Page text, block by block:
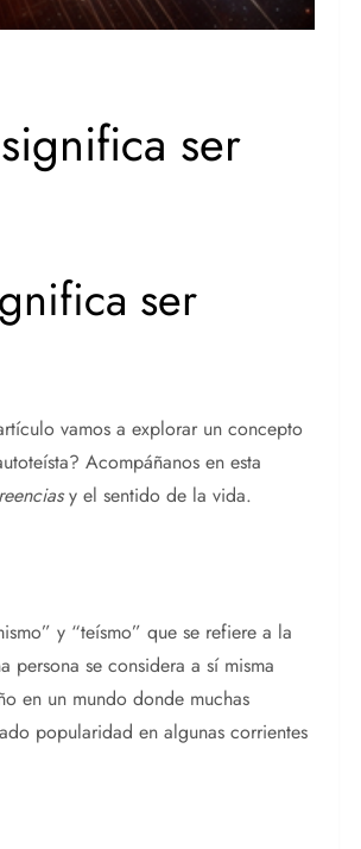
ser
ser
vamos a explorar un concepto
Acompáñanos en esta
y el sentido de la vida.
y “teísmo” que se refiere a la
persona se considera a sí misma
en un mundo donde muchas
popularidad en algunas corrientes